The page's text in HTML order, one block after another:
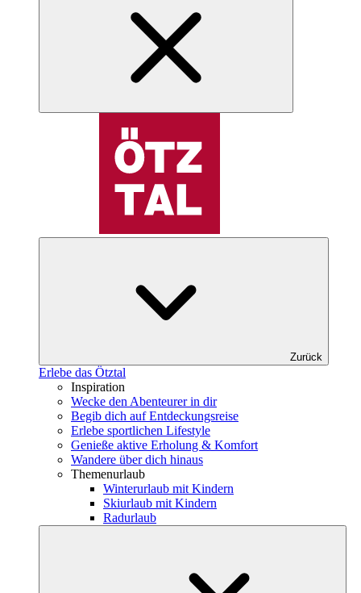
Zurück
Erlebe das Ötztal
Inspiration
Wecke den Abenteurer in dir
Begib dich auf Entdeckungsreise
Erlebe sportlichen Lifestyle
Genieße aktive Erholung & Komfort
Wandere über dich hinaus
Themenurlaub
Winterurlaub mit Kindern
Skiurlaub mit Kindern
Radurlaub